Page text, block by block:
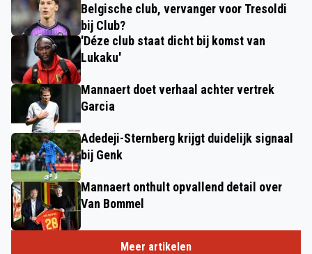
Belgische club, vervanger voor Tresoldi
bij Club?
'Déze club staat dicht bij komst van
Lukaku'
Mannaert doet verhaal achter vertrek
Garcia
Adedeji-Sternberg krijgt duidelijk signaal
bij Genk
Mannaert onthult opvallend detail over
Van Bommel
Meer artikelen